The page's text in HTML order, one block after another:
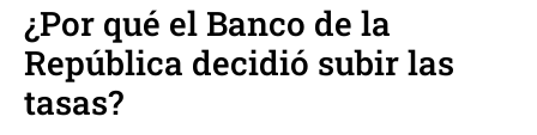
¿Por qué el Banco de la
República decidió subir las
tasas?